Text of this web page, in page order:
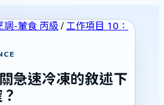
調-葷食 丙級 / 工作項目 10：
急速冷凍的敘述下